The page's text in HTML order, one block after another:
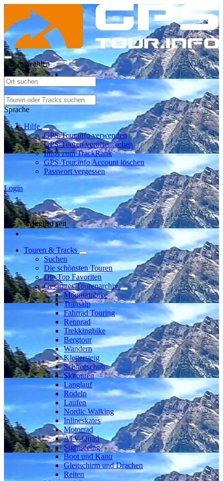
Ort auswählen
Sprache
Hilfe
GPS-Tour.info verwenden
GPS-Touren veröffentlichen
Infos zum TrackRank
GPS-Tour.info Account löschen
Passwort vergessen
Login
Mitglied seit
Touren & Tracks
Suchen
Die schönsten Touren
Die Top Favoriten
Gesamtes Tourenarchiv
Mountainbike
Transalp
Fahrrad Touring
Rennrad
Trekkingbike
Bergtour
Wandern
Klettersteig
Schneeschuh
Skitouren
Langlauf
Rodeln
Laufen
Nordic Walking
Inlineskates
Motorrad
ATV-Quad
Sightseeing
Boot und Kanu
Gleitschirm und Drachen
Reiten